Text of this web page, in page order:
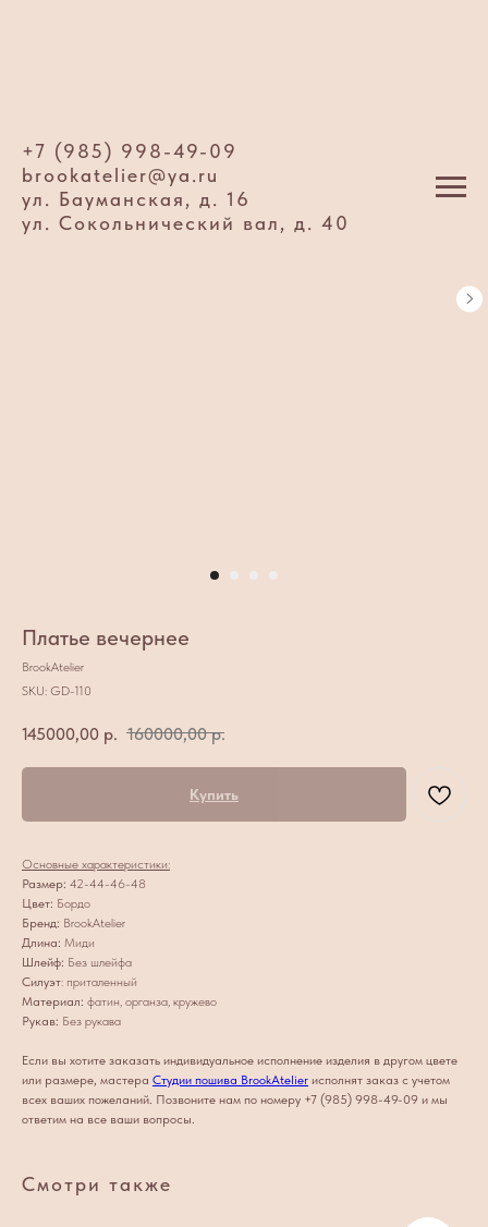
+7 (985) 998-49-09
brookatelier@ya.ru
ул. Бауманская, д. 16
ул. Сокольнический вал, д. 40
Платье вечернее
BrookAtelier
SKU: GD-110
145000,00 р. 160000,00 р.
Купить
Основные характеристики:
Размер: 42-44-46-48
Цвет: Бордо
Бренд: BrookAtelier
Длина: Миди
Шлейф: Без шлейфа
Силуэт: приталенный
Материал: фатин, органза, кружево
Рукав: Без рукава
Если вы хотите заказать индивидуальное исполнение изделия в другом цвете
или размере, мастера Студии пошива BrookAtelier исполнят заказ с учетом
всех ваших пожеланий. Позвоните нам по номеру +7 (985) 998-49-09 и мы
ответим на все ваши вопросы.
Смотри также